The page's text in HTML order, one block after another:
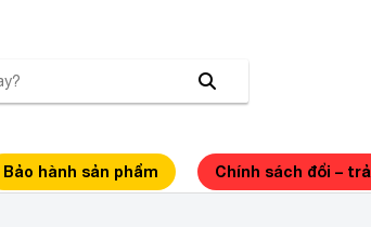
Bảo hành sản phẩm Chính sách đổi – trả